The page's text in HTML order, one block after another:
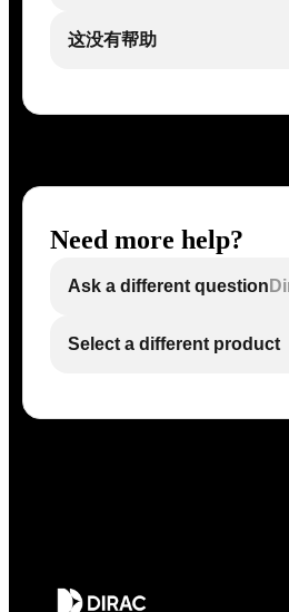
这没有帮助
Need more help?
Ask a different question
Select a different product